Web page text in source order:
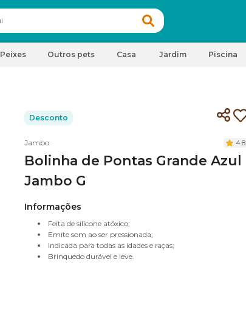
Peixes Outros pets Casa Jardim Piscina
Desconto
Jambo 4.8
Bolinha de Pontas Grande Azul
Jambo G
Informações
Feita de silicone atóxico;
Emite som ao ser pressionada;
Indicada para todas as idades e raças;
Brinquedo durável e leve.